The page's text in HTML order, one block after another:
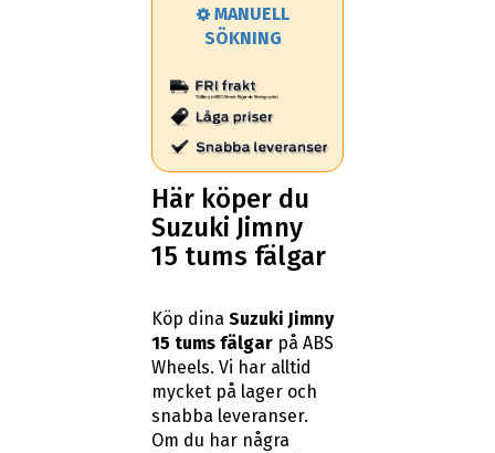
MANUELL
SÖKNING
Här köper du
Suzuki Jimny
15 tums fälgar
Köp dinaSuzuki Jimny
15 tums fälgar på ABS
Wheels. Vi har alltid
mycket på lager och
snabba leveranser.
Om du har några